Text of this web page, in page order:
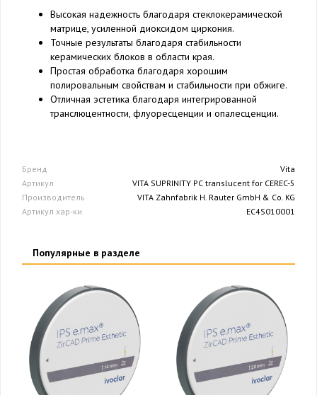
Высокая надежность благодаря стеклокерамической
матрице, усиленной диоксидом циркония.
Точные результаты благодаря стабильности
керамических блоков в области края.
Простая обработка благодаря хорошим
полировальным свойствам и стабильности при обжиге.
Отличная эстетика благодаря интегрированной
транслюцентности, флуоресценции и опалесценции.
Бренд
Vita
Артикул
VITA SUPRINITY PC translucent for CEREC-5
Производитель
VITA Zahnfabrik H. Rauter GmbH & Co. KG
Артикул хар-ки
EC4S010001
Популярные в разделе